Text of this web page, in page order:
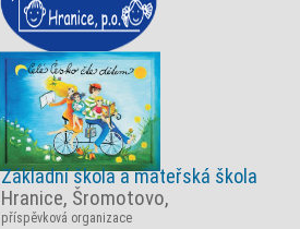
Základní škola a mateřská škola
Hranice, Šromotovo,
příspěvková organizace